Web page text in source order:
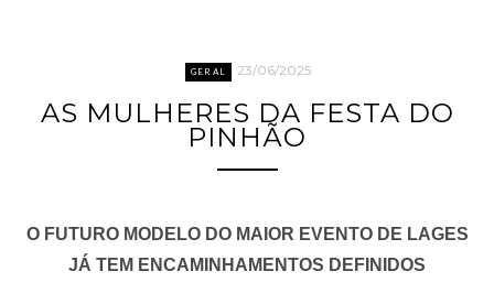
GERAL 23/06/2025
AS MULHERES DA FESTA DO
PINHÃO
O FUTURO MODELO DO MAIOR EVENTO DE LAGES
JÁ TEM ENCAMINHAMENTOS DEFINIDOS